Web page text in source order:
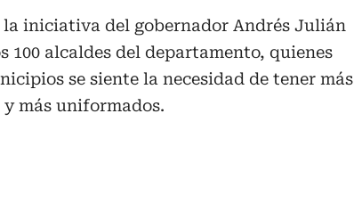
la iniciativa del gobernador Andrés Julián
100 alcaldes del departamento, quienes
se siente la necesidad de tener más
más uniformados.